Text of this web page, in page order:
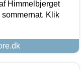
Himmelbjerget
Klik